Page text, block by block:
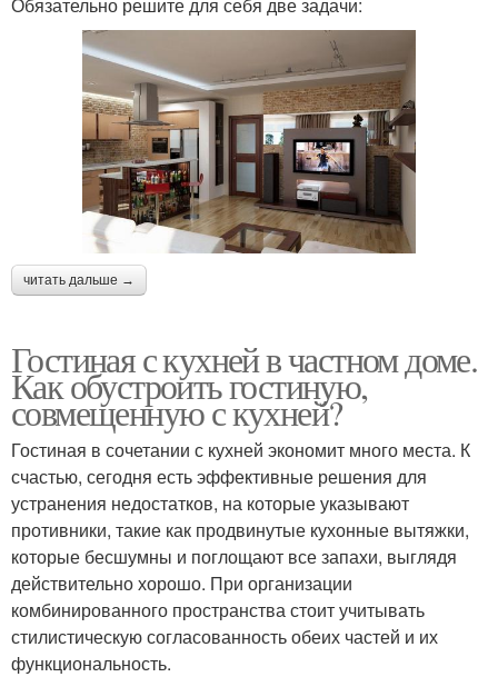
читать дальше →
Гостиная с кухней в частном доме.
Как обустроить гостиную,
совмещенную с кухней?
Гостиная в сочетании с кухней экономит много места. К
счастью, сегодня есть эффективные решения для
устранения недостатков, на которые указывают
противники, такие как продвинутые кухонные вытяжки,
которые бесшумны и поглощают все запахи, выглядя
действительно хорошо. При организации
комбинированного пространства стоит учитывать
стилистическую согласованность обеих частей и их
функциональность.